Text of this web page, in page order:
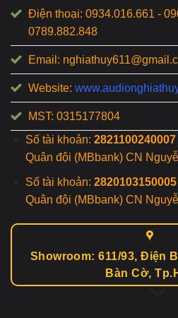
Điện thoại: 0934.016.661 -
0789.882.848
Email:
Website:
MST: 0315177804
Số tài khoản: 2821100240007
Quân đội (MBbank) CN
Số tài khoản: 2820103150005
Quân đội (MBbank) CN
Showroom: 611/93, Điện
Bàn Cờ,